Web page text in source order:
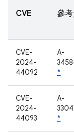
CVE 參
CVE-
2024-
44092
A-
*
CVE-
2024-
44093
A-
*